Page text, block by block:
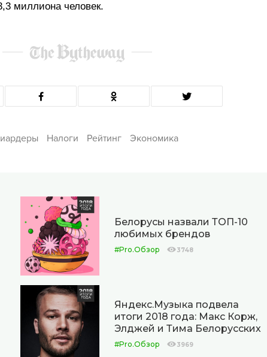
миллиона человек.
Налоги Рейтинг Экономика
Белорусы назвали ТОП-10
любимых брендов
#Pro.Обзор 3748
Яндекс.Музыка подвела
итоги 2018 года: Макс Корж,
Элджей и Тима Белорусских
#Pro.Обзор 3969